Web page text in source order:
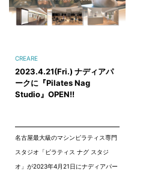
CREARE
2023.4.21(Fri.) ナディアパ
ークに『Pilates Nag
Studio』OPEN!!
名古屋最大級のマシンピラティス専門
スタジオ「ピラティス ナグ スタジ
オ」が2023年4月21日にナディアパー